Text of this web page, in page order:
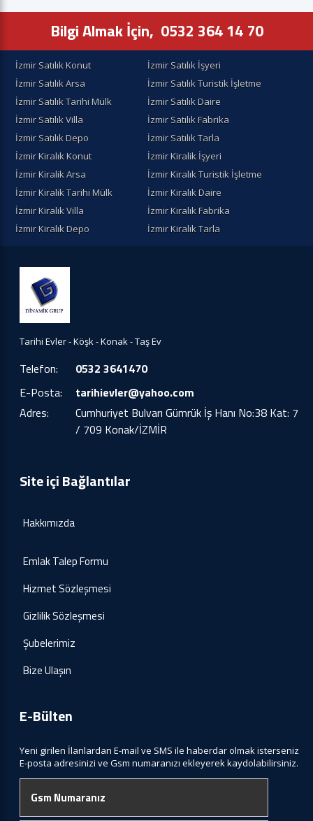
Bilgi Almak İçin, 0532 364 14 70
İzmir Satılık Konut
İzmir Satılık İşyeri
İzmir Satılık Arsa
İzmir Satılık Turistik İşletme
İzmir Satılık Tarihi Mülk
İzmir Satılık Daire
İzmir Satılık Villa
İzmir Satılık Fabrika
İzmir Satılık Depo
İzmir Satılık Tarla
İzmir Kiralık Konut
İzmir Kiralik İşyeri
İzmir Kiralik Arsa
İzmir Kiralık Turistik İşletme
İzmir Kiralik Tarihi Mülk
İzmir Kiralık Daire
İzmir Kiralık Villa
İzmir Kiralık Fabrika
İzmir Kiralık Depo
İzmir Kiralık Tarla
Tarihi Evler - Köşk - Konak - Taş Ev
Telefon:
0532 3641470
E-Posta:
tarihievler@yahoo.com
Adres:
Cumhuriyet Bulvarı Gümrük İş Hanı No:38 Kat: 7
/ 709 Konak/İZMİR
Site içi Bağlantılar
Hakkımızda
Emlak Talep Formu
Hizmet Sözleşmesi
Gizlilik Sözleşmesi
Şubelerimiz
Bize Ulaşın
E-Bülten
Yeni girilen İlanlardan E-mail ve SMS ile haberdar olmak isterseniz
E-posta adresinizi ve Gsm numaranızı ekleyerek kaydolabilirsiniz.